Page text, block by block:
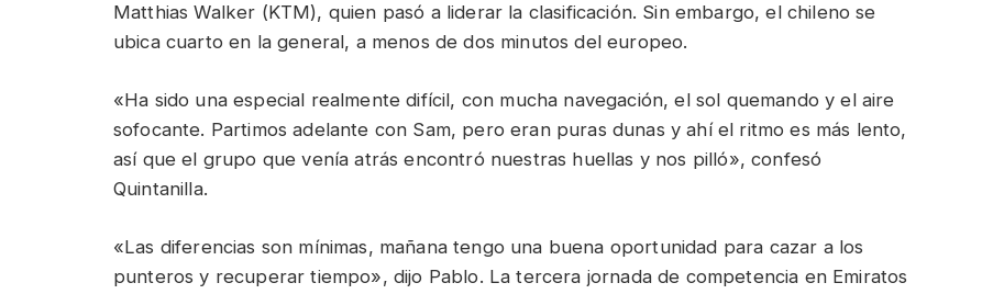
Matthias Walker (KTM), quien pasó a liderar la clasificación. Sin embargo, el chileno se
ubica cuarto en la general, a menos de dos minutos del europeo.
«Ha sido una especial realmente difícil, con mucha navegación, el sol quemando y el aire
sofocante. Partimos adelante con Sam, pero eran puras dunas y ahí el ritmo es más lento,
así que el grupo que venía atrás encontró nuestras huellas y nos pilló», confesó
Quintanilla.
«Las diferencias son mínimas, mañana tengo una buena oportunidad para cazar a los
punteros y recuperar tiempo», dijo Pablo. La tercera jornada de competencia en Emiratos